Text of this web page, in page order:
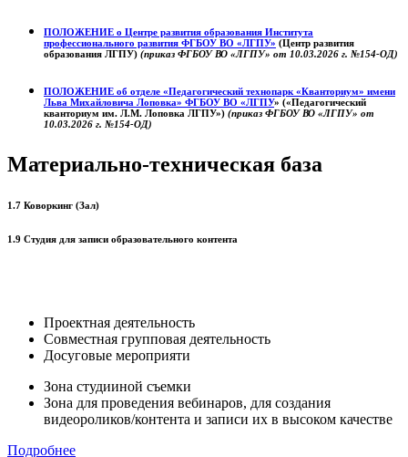
ПОЛОЖЕНИЕ о Центре развития образования Института
профессионального развития ФГБОУ ВО «ЛГПУ» (Центр развития
образования ЛГПУ) (приказ ФГБОУ ВО «ЛГПУ» от 10.03.2026 г. №154-ОД)
ПОЛОЖЕНИЕ об отделе «Педагогический технопарк «Кванториум» имени
Льва Михайловича Лоповка» ФГБОУ ВО «ЛГПУ» («Педагогический
кванториум им. Л.М. Лоповка ЛГПУ») (приказ ФГБОУ ВО «ЛГПУ» от
10.03.2026 г. №154-ОД)
Материально-техническая база
1.7 Коворкинг (Зал)
1.9 Студия для записи образовательного контента
Проектная деятельность
Совместная групповая деятельность
Досуговые мероприяти
Зона студииной съемки
Зона для проведения вебинаров, для создания
видеороликов/контента и записи их в высоком качестве
Подробнее